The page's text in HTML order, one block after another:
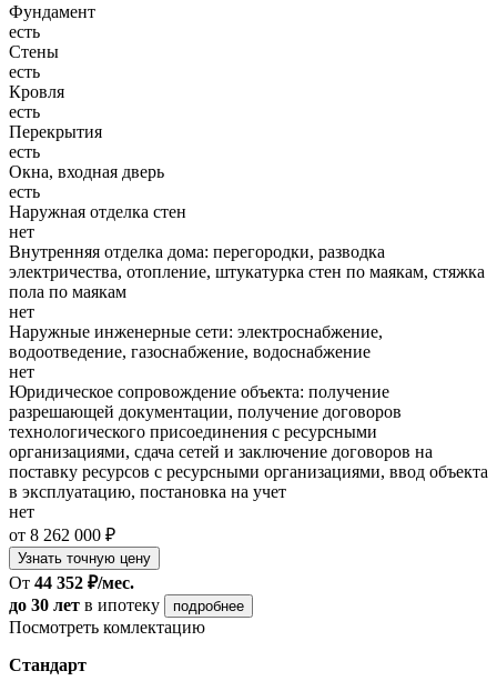
Фундамент
есть
Стены
есть
Кровля
есть
Перекрытия
есть
Окна, входная дверь
есть
Наружная отделка стен
нет
Внутренняя отделка дома: перегородки, разводка
электричества, отопление, штукатурка стен по маякам, стяжка
пола по маякам
нет
Наружные инженерные сети: электроснабжение,
водоотведение, газоснабжение, водоснабжение
нет
Юридическое сопровождение объекта: получение
разрешающей документации, получение договоров
технологического присоединения с ресурсными
организациями, сдача сетей и заключение договоров на
поставку ресурсов с ресурсными организациями, ввод объекта
в эксплуатацию, постановка на учет
нет
от 8 262 000 ₽
Узнать точную цену
От 44 352 ₽/мес.
до 30 лет в ипотеку подробнее
Посмотреть комлектацию
Стандарт